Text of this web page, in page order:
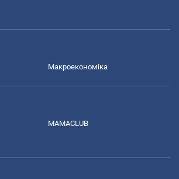
Макроекономіка
MAMACLUB